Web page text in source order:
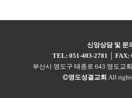
신앙상담 및 문
TEL: 051-403-2781
FAX:
부산시 영도구 태종로 643 영도교회
영도성결교회 All